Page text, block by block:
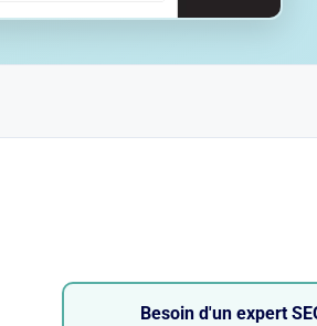
Besoin d'un expert